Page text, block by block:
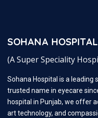
SOHANA
(A Super Speciality
Sohana Hospital is a leading
trusted name in eyecare
hospital in Punjab, we offer
art technology, and